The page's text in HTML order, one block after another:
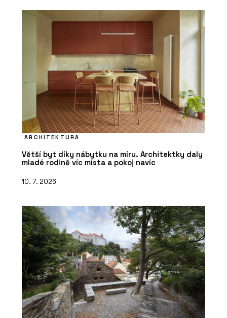
Nový dům na starém místě. Rezidence
U Milosrdných přináší do historického
centra Prahy soudobou eleganci
ARCHITEKTURA
Větší byt díky nábytku na míru. Architektky daly
mladé rodině víc místa a pokoj navíc
10. 7. 2026